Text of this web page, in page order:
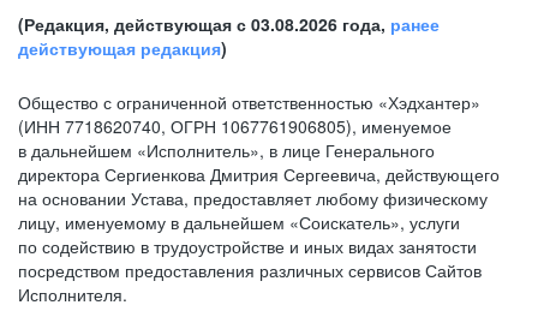
(Редакция, действующая с 03.08.2026 года, ранее
действующая редакция)
Общество с ограниченной ответственностью «Хэдхантер»
(ИНН 7718620740, ОГРН 1067761906805), именуемое
в дальнейшем «Исполнитель», в лице Генерального
директора Сергиенкова Дмитрия Сергеевича, действующего
на основании Устава, предоставляет любому физическому
лицу, именуемому в дальнейшем «Соискатель», услуги
по содействию в трудоустройстве и иных видах занятости
посредством предоставления различных сервисов Сайтов
Исполнителя.